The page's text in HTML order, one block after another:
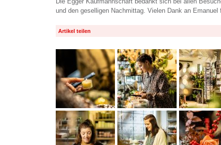
und den geselligen Nachmittag. Vielen Dank an
Artikel teilen